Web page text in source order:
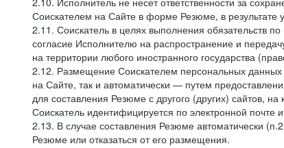
Соискателем на Сайте в форме Резюме, в результате
2.11. Соискатель в целях выполнения обязательств
согласие Исполнителю на распространение и
на территории любого иностранного государства
2.12. Размещение Соискателем персональных
на Сайте, так и автоматически — путем
для составления Резюме с другого (других) сайтов,
Соискатель идентифицируется по электронной
2.13. В случае составления Резюме автоматически
Резюме или отказаться от его размещения.